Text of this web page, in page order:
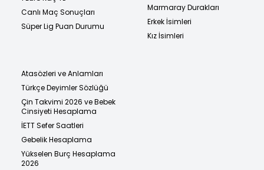
Canlı Maç Sonuçları
Süper Lig Puan Durumu
Marmaray Durakları
Erkek İsimleri
Kız İsimleri
Atasözleri ve Anlamları
Türkçe Deyimler Sözlüğü
Çin Takvimi 2026 ve Bebek
Cinsiyeti Hesaplama
İETT Sefer Saatleri
Gebelik Hesaplama
Yükselen Burç Hesaplama
2026